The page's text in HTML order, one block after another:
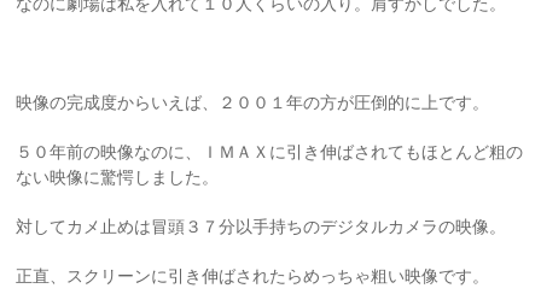
映像の完成度からいえば、２００１年の方が圧倒的に上です。
５０年前の映像なのに、ＩＭＡＸに引き伸ばされてもほとんど粗の
ない映像に驚愕しました。
対してカメ止めは冒頭３７分以手持ちのデジタルカメラの映像。
正直、スクリーンに引き伸ばされたらめっちゃ粗い映像です。